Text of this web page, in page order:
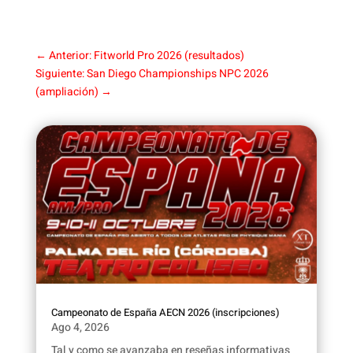
← Anterior: Fitworld Pro 2026 (resultados)
Siguiente: San Diego Championships NPC 2026
(ampliación) →
Campeonato de España AECN 2026 (inscripciones)
Ago 4, 2026